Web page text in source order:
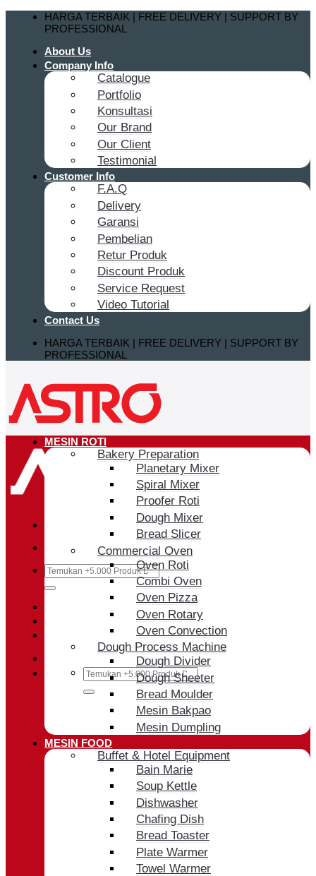
HARGA TERBAIK | FREE DELIVERY | SUPPORT BY
PROFESSIONAL
About Us
Company Info
Catalogue
Portfolio
Konsultasi
Our Brand
Our Client
Testimonial
Customer Info
F.A.Q
Delivery
Garansi
Pembelian
Retur Produk
Discount Produk
Service Request
Video Tutorial
Contact Us
HARGA TERBAIK | FREE DELIVERY | SUPPORT BY
PROFESSIONAL
Search
for:
Search
MESIN ROTI
Bakery Preparation
Planetary Mixer
Spiral Mixer
Proofer Roti
Dough Mixer
Bread Slicer
Commercial Oven
Oven Roti
Combi Oven
Oven Pizza
Oven Rotary
Oven Convection
Dough Process Machine
Dough Divider
Dough Sheeter
Bread Moulder
Mesin Bakpao
Mesin Dumpling
MESIN FOOD
Buffet & Hotel Equipment
Bain Marie
Soup Kettle
Dishwasher
Chafing Dish
Bread Toaster
Plate Warmer
Towel Warmer